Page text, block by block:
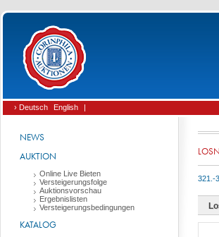
› Deutsch English |
NEWS
AUKTION
Online Live Bieten
Versteigerungsfolge
Auktionsvorschau
Ergebnislisten
Versteigerungsbedingungen
KATALOG
321.-